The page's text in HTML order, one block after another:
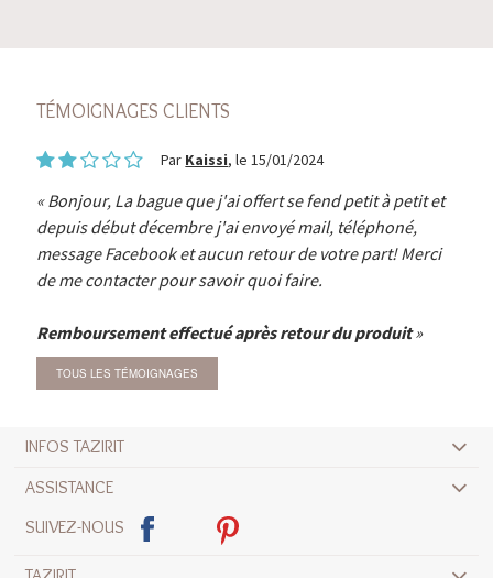
TÉMOIGNAGES CLIENTS
Par Kaissi, le 15/01/2024
Bonjour, La bague que j'ai offert se fend petit à petit et
depuis début décembre j'ai envoyé mail, téléphoné,
message Facebook et aucun retour de votre part! Merci
de me contacter pour savoir quoi faire.
Remboursement effectué après retour du produit
TOUS LES TÉMOIGNAGES
INFOS TAZIRIT
ASSISTANCE
SUIVEZ-NOUS